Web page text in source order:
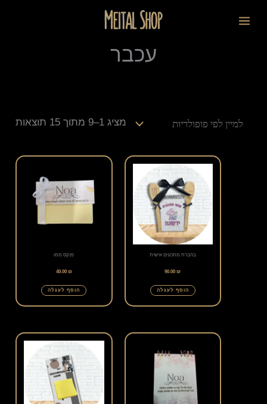
לתוכן
עכבר
מציג 1–9 מתוך 15 תוצאות
בחברת מתכונים אישית
90.00₪
הוסף לעגלה
פנקס ממו
40.00 ₪
הוסף לעגלה